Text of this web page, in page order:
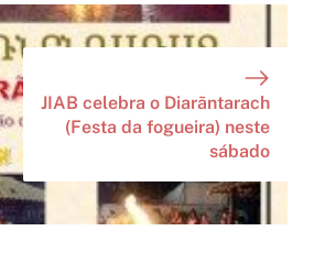
JIAB celebra o Diarãntarach
(Festa da fogueira) neste
sábado